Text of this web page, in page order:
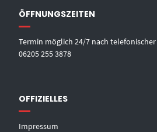
ÖFFNUNGSZEITEN
Termin möglich 24/7 nach
06205 255 3878
OFFIZIELLES
Impressum